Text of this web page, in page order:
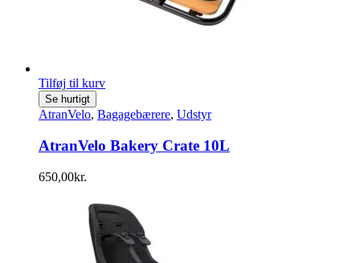
Tilføj til kurv
Se hurtigt
AtranVelo, Bagagebærere, Udstyr
AtranVelo Bakery Crate 10L
650,00kr.